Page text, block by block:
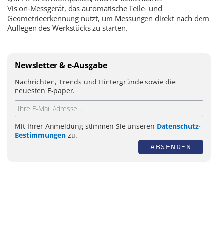
Vision‑Messgerät, das automatische Teile‑ und
Geometrieerkennung nutzt, um Messungen direkt nach dem
Auflegen des Werkstücks zu starten.
Newsletter & e-Ausgabe
Nachrichten, Trends und Hintergründe sowie die
neuesten E-paper.
Mit Ihrer Anmeldung stimmen Sie unseren Datenschutz-
Bestimmungen zu.
ABSENDEN